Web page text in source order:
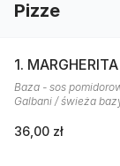
Pizze
1. MARGHERITA
Baza - sos
Galbani / świeża
36,00 zł